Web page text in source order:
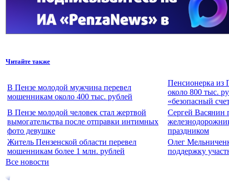
Читайте также
В Пензе молодой мужчина перевел
мошенникам около 400 тыс. рублей
Пенсионерка из
около 800 тыс.
«безопасный
В Пензе молодой человек стал жертвой
вымогательства после отправки интимных
фото девушке
Сергей Васянин
праздником
Житель Пензенской области перевел
мошенникам более 1 млн. рублей
Олег
поддержку
Все новости